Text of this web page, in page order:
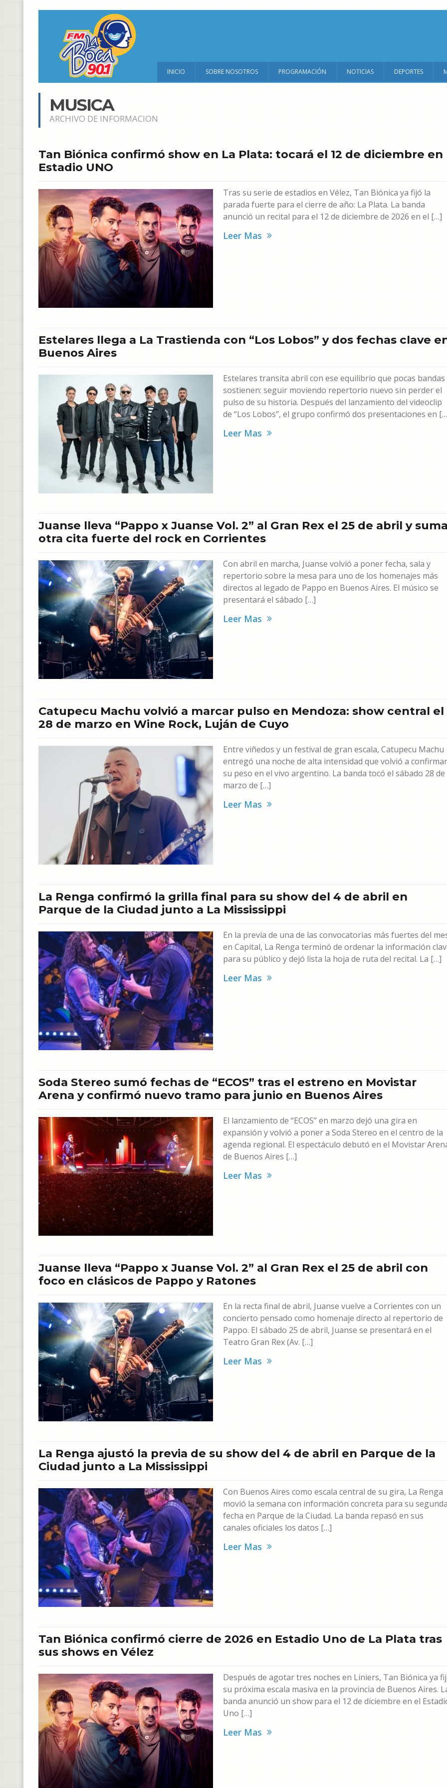
INICIO SOBRE NOSOTROS PROGRAMACIÓN NOTICIAS DEPORTES
MUSICA
ARCHIVO DE INFORMACION
Tan Biónica confirmó show en La Plata: tocará el 12 de diciembre en
Estadio UNO
Tras su serie de estadios en Vélez, Tan Biónica ya fijó la
parada fuerte para el cierre de año: La Plata. La banda
anunció un recital para el 12 de diciembre de 2026 en el […]
Leer Mas
Estelares llega a La Trastienda con “Los Lobos” y dos fechas clave
Buenos Aires
Estelares transita abril con ese equilibrio que pocas bandas
sostienen: seguir moviendo repertorio nuevo sin perder el
pulso de su historia. Después del lanzamiento del videoclip
de “Los Lobos”, el grupo confirmó dos presentaciones en
Leer Mas
Juanse lleva “Pappo x Juanse Vol. 2” al Gran Rex el 25 de abril y
otra cita fuerte del rock en Corrientes
Con abril en marcha, Juanse volvió a poner fecha, sala y
repertorio sobre la mesa para uno de los homenajes más
directos al legado de Pappo en Buenos Aires. El músico se
presentará el sábado […]
Leer Mas
Catupecu Machu volvió a marcar pulso en Mendoza: show central el
28 de marzo en Wine Rock, Luján de Cuyo
Entre viñedos y un festival de gran escala, Catupecu Machu
entregó una noche de alta intensidad que volvió a confirmar
su peso en el vivo argentino. La banda tocó el sábado 28 de
marzo de […]
Leer Mas
La Renga confirmó la grilla final para su show del 4 de abril en
Parque de la Ciudad junto a La Mississippi
En la previa de una de las convocatorias más fuertes del
en Capital, La Renga terminó de ordenar la información
para su público y dejó lista la hoja de ruta del recital. La […]
Leer Mas
Soda Stereo sumó fechas de “ECOS” tras el estreno en Movistar
Arena y confirmó nuevo tramo para junio en Buenos Aires
El lanzamiento de “ECOS” en marzo dejó una gira en
expansión y volvió a poner a Soda Stereo en el centro de la
agenda regional. El espectáculo debutó en el Movistar
de Buenos Aires […]
Leer Mas
Juanse lleva “Pappo x Juanse Vol. 2” al Gran Rex el 25 de abril con
foco en clásicos de Pappo y Ratones
En la recta final de abril, Juanse vuelve a Corrientes con un
concierto pensado como homenaje directo al repertorio de
Pappo. El sábado 25 de abril, Juanse se presentará en el
Teatro Gran Rex (Av. […]
Leer Mas
La Renga ajustó la previa de su show del 4 de abril en Parque de la
Ciudad junto a La Mississippi
Con Buenos Aires como escala central de su gira, La Renga
movió la semana con información concreta para su
fecha en Parque de la Ciudad. La banda repasó en sus
canales oficiales los datos […]
Leer Mas
Tan Biónica confirmó cierre de 2026 en Estadio Uno de La Plata tras
sus shows en Vélez
Después de agotar tres noches en Liniers, Tan Biónica ya
su próxima escala masiva en la provincia de Buenos Aires.
banda anunció un show para el 12 de diciembre en el
Uno […]
Leer Mas